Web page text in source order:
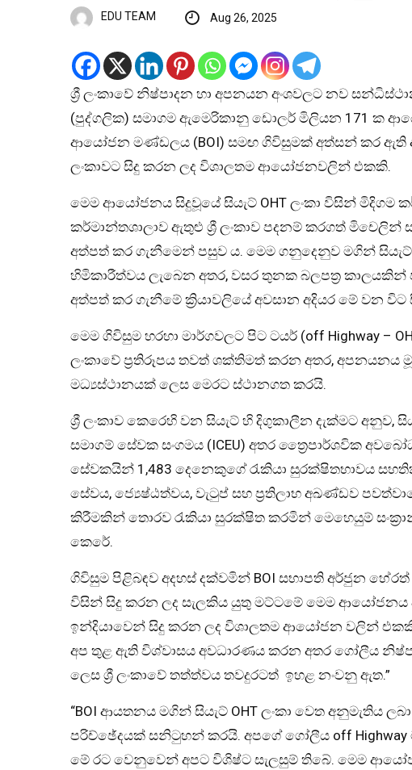
EDU TEAM Aug 26, 2025
ශ්‍රී ලංකාවේ නිෂ්පාදන හා අපනයන අංශවලට නව
(පුද්ගලික) සමාගම ඇමෙරිකානු ඩොලර් මිලියන 171 ක
ආයෝජන මණ්ඩලය (BOI) සමඟ ගිවිසුමක් අත්සන් කර ඇති
ලංකාවට සිදු කරන ලද විශාලතම ආයෝජනවලින් එකකි.
මෙම ආයෝජනය සිදුවූයේ සියැට් OHT ලංකා විසින් මිදිගම
කර්මාන්තශාලාව ඇතුළු ශ්‍රී ලංකාව පදනම් කරගත් මිචෙලින්
අත්පත් කර ගැනීමෙන් පසුව ය. මෙම ගනුදෙනුව මගින්
හිමිකාරීත්වය ලැබෙන අතර, වසර තුනක බලපත්‍ර
අත්පත් කර ගැනීමේ ක්‍රියාවලියේ අවසාන අදියර මේ වන
මෙම ගිවිසුම හරහා මාර්ගවලට පිට ටයර් (off Highway –
ලංකාවේ ප්‍රතිරූපය තවත් ශක්තිමත් කරන අතර, අපනයනය
මධ්‍යස්ථානයක් ලෙස මෙරට ස්ථානගත කරයි.
ශ්‍රී ලංකාව කෙරෙහි වන සියැට් හි දිගුකාලීන දැක්මට අනුව,
සමාගම් සේවක සංගමය (ICEU) අතර ත්‍රෛපාර්ශවික
සේවකයින් 1,483 දෙනෙකුගේ රැකියා සුරක්ෂිතභාවය
සේවය, ජ්‍යෙෂ්ඨත්වය, වැටුප් සහ ප්‍රතිලාභ අඛණ්ඩව
කිරීමකින් තොරව රැකියා සුරක්ෂිත කරමින් මෙහෙයුම්
කෙරේ.
ගිවිසුම පිළිබඳව අදහස් දක්වමින් BOI සභාපති අර්ජුන හේරත්
විසින් සිදු කරන ලද සැලකිය යුතු මට්ටමේ මෙම ආයෝජනය
ඉන්දියාවෙන් සිදු කරන ලද විශාලතම ආයෝජන වලින්
අප තුළ ඇති විශ්වාසය අවධාරණය කරන අතර ගෝලීය
ලෙස ශ්‍රී ලංකාවේ තත්ත්වය තවදුරටත් ඉහළ නංවනු ඇත.”
“BOI ආයතනය මගින් සියැට් OHT ලංකා වෙත අනුමැතිය
පරිච්ඡේදයක් සනිටුහන් කරයි. අපගේ ගෝලීය off Highway
මේ රට වෙනුවෙන් අපට විශිෂ්ට සැලසුම් තිබේ. මෙම